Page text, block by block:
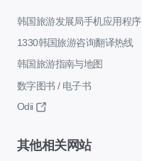
韩国旅游发展局手机应用程序
1330韩国旅游咨询翻译热线
韩国旅游指南与地图
数字图书 / 电子书
Odii
其他相关网站